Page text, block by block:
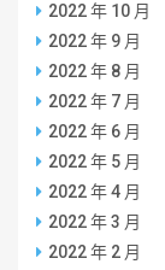
2022 年 10 月
2022 年 9 月
2022 年 8 月
2022 年 7 月
2022 年 6 月
2022 年 5 月
2022 年 4 月
2022 年 3 月
2022 年 2 月